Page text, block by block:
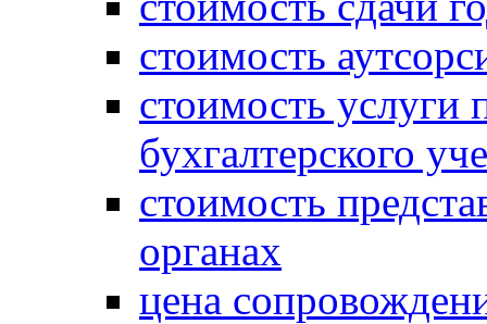
стоимость
стоимость услуги
бухгалтерского
стоимость
органах
цена